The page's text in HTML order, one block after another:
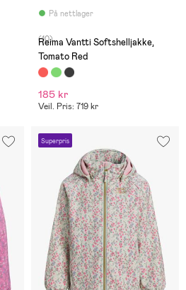
På nettlager
(10)
Reima Vantti Softshelljakke,
Tomato Red
185 kr
Veil. Pris: 719 kr
Superpris